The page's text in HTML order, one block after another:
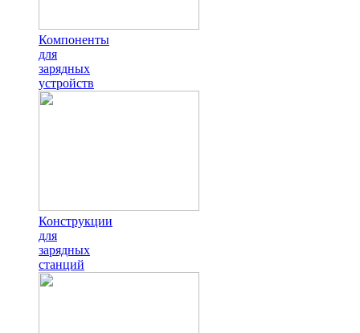
Компоненты
для
зарядных
устройств
Конструкции
для
зарядных
станций